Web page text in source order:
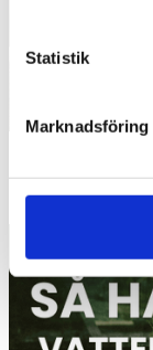
Statistik
Marknadsföring
Strategic Advisor